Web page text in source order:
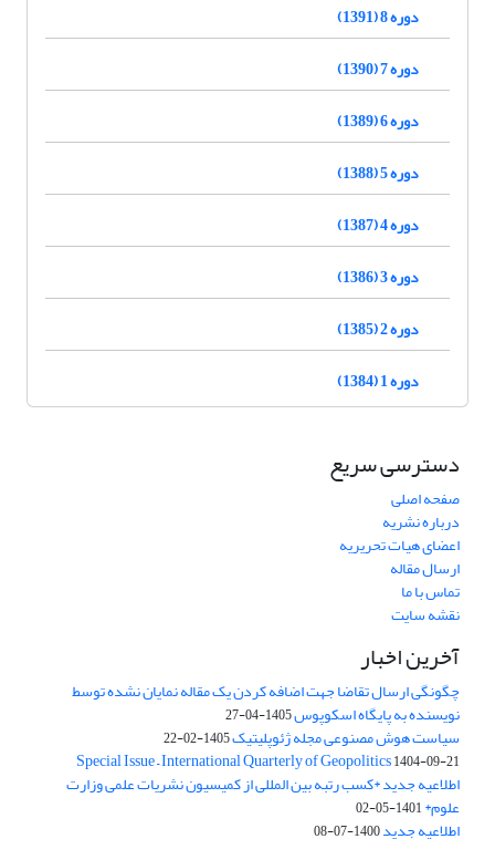
دوره 8 (1391)
دوره 7 (1390)
دوره 6 (1389)
دوره 5 (1388)
دوره 4 (1387)
دوره 3 (1386)
دوره 2 (1385)
دوره 1 (1384)
دسترسی سریع
صفحه اصلی
درباره نشریه
اعضای هیات تحریریه
ارسال مقاله
تماس با ما
نقشه سایت
آخرین اخبار
چگونگی ارسال تقاضا جهت اضافه کردن یک مقاله نمایان نشده توسط
نویسنده به پایگاه اسکوپوس1405-04-27
سیاست هوش مصنوعی مجله ژئوپلیتیک1405-02-22
Special Issue – International Quarterly of Geopolitics1404-09-21
اطلاعیه جدید *کسب رتبه بین المللی از کمیسیون نشریات علمی وزارت
علوم*1401-05-02
اطلاعیه جدید1400-07-08